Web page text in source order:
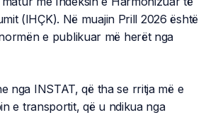
(IHÇK). Në muajin Prill 2026 është
e publikuar më herët nga
nga INSTAT, që tha se rritja më e
e transportit, që u ndikua nga